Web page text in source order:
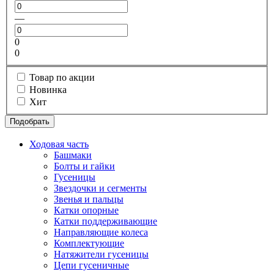
—
0
0
Товар по акции
Новинка
Хит
Подобрать
Ходовая часть
Башмаки
Болты и гайки
Гусеницы
Звездочки и сегменты
Звенья и пальцы
Катки опорные
Катки поддерживающие
Направляющие колеса
Комплектующие
Натяжители гусеницы
Цепи гусеничные